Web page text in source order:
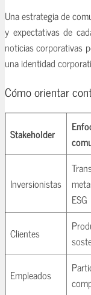
Una estrategia de
y expectativas de
noticias corporativas
una identidad
Cómo orientar
Stakeholder
Inversionistas
ESG
Clientes
Empleados